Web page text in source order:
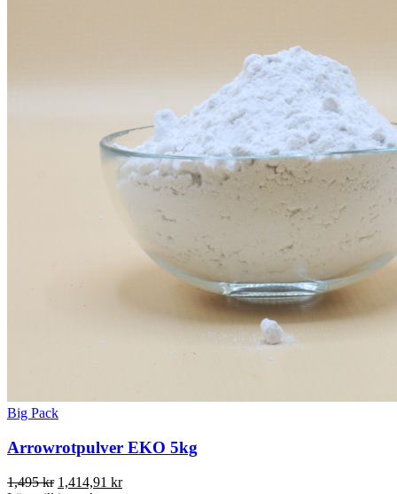
Big Pack
Arrowrotpulver EKO 5kg
1,495kr Det
1,414,91 krDet